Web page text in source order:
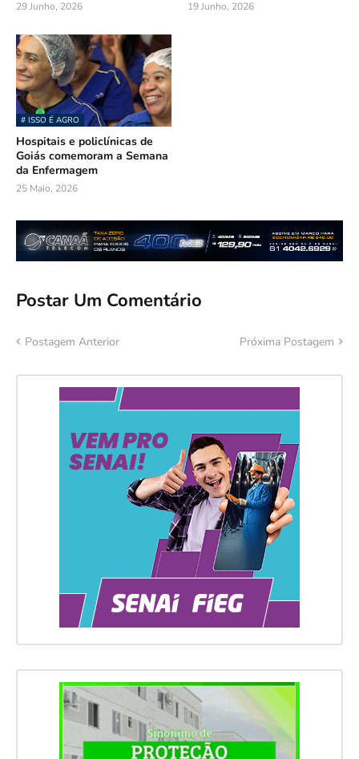
29 Junho, 2026 19 Junho, 2026
# ISSO É AGRO
Hospitais e policlínicas de
Goiás comemoram a Semana
da Enfermagem
25 Maio, 2026
Postar Um Comentário
Postagem Anterior Próxima Postagem